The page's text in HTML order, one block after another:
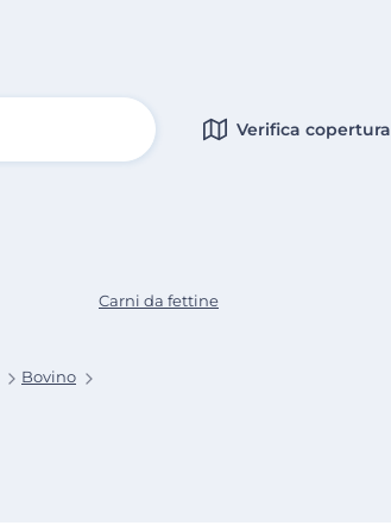
Verifica copertura
Bovino
Carni da fettine